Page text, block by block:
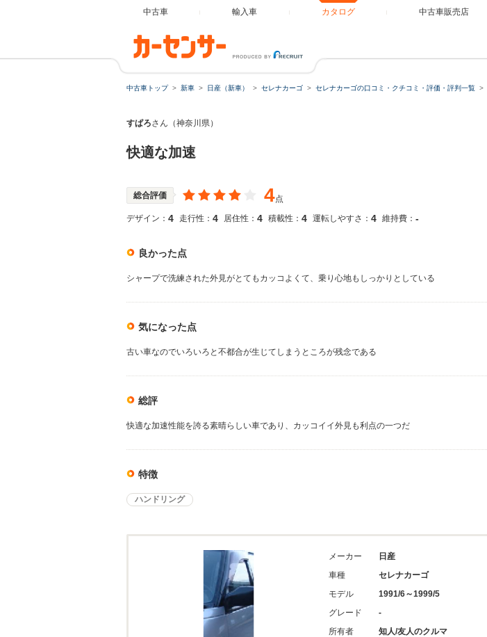
中古車 輸入車 カタログ 中古車販売店
中古車トップ 新車 日産（新車） セレナカーゴ セレナカーゴの口コミ・クチコミ・評価・評判一覧
すぱろさん（神奈川県）
快適な加速
総合評価 4点
デザイン： 4 走行性： 4 居住性： 4 積載性： 4 運転しやすさ： 4 維持費： -
良かった点
シャープで洗練された外見がとてもカッコよくて、乗り心地もしっかりとしている
気になった点
古い車なのでいろいろと不都合が生じてしまうところが残念である
総評
快適な加速性能を誇る素晴らしい車であり、カッコイイ外見も利点の一つだ
特徴
ハンドリング
メーカー
日産
車種
セレナカーゴ
モデル
1991/6～1999/5
グレード
-
所有者
知人/友人のクルマ